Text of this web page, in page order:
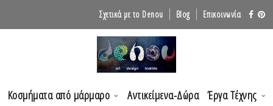
Σχετικά με το Denou Blog Επικοινωνία
Κοσμήματα από μάρμαρο Αντικείμενα-Δώρα Έργα Τέχνης